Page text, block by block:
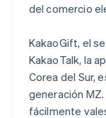
del comercio
KakaoGift, el
KakaoTalk, la
Corea del Sur,
generación
fácilmente